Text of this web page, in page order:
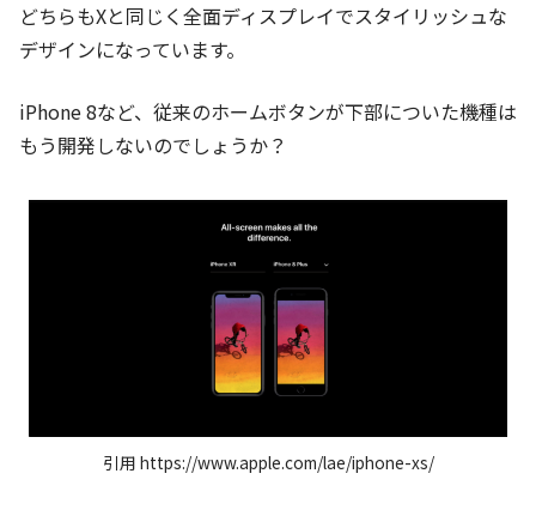
どちらもXと同じく全面ディスプレイでスタイリッシュな
デザインになっています。
iPhone 8など、従来のホームボタンが下部についた機種は
もう開発しないのでしょうか？
引用 https://www.apple.com/lae/iphone-xs/